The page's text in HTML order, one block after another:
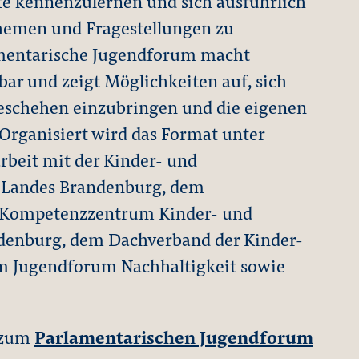
und Fragestellungen zu
Jugendforum macht
und zeigt Möglichkeiten auf, sich
einzubringen und die eigenen
wird das Format unter
mit der Kinder- und
Brandenburg, dem
Kinder- und
dem Dachverband der Kinder-
Jugendforum Nachhaltigkeit sowie
Parlamentarischen Jugendforum